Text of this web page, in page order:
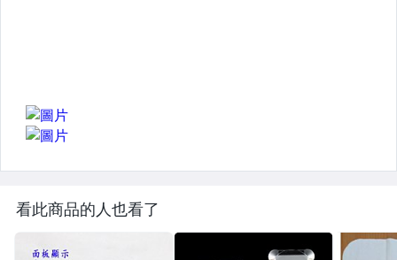
看此商品的人也看了